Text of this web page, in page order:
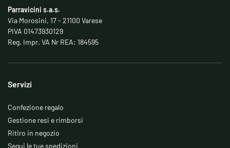
Parravicini s.a.s.
Via Morosini, 17 - 21100 Varese
PIVA 01473930129
Reg. Impr. VA Nr REA: 184595
Servizi
Confezione regalo
Gestione resi e rimborsi
Ritiro in negozio
Segui le tue spedizioni